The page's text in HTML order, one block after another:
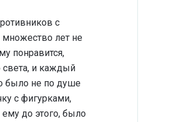
с
лет не
понравится,
света, и каждый
было не по душе
с фигурками,
до этого, было